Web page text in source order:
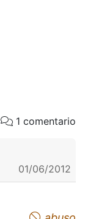
1 comentario
01/06/2012